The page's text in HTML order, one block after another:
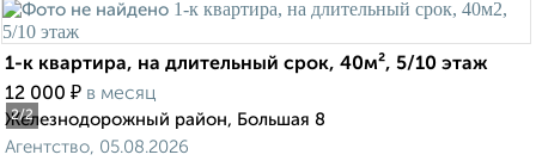
2/2
1-к квартира, на длительный срок, 40м², 5/10 этаж
12 000 ₽ в месяц
Железнодорожный район, Большая 8
Агентство, 05.08.2026